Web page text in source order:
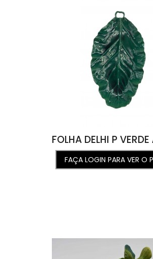
FAÇA LOGIN PARA VER O